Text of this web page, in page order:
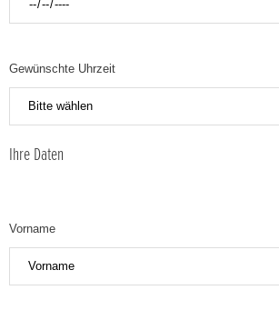
Gewünschte Uhrzeit
Bitte wählen
Ihre Daten
Vorname